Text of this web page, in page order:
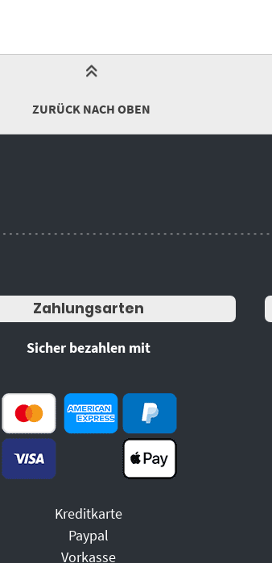
ZURÜCK NACH OBEN
Zahlungsarten
Sicher bezahlen mit
Kreditkarte
Paypal
Vorkasse